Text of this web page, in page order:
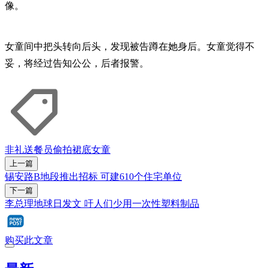
像。
女童间中把头转向后头，发现被告蹲在她身后。女童觉得不
妥，将经过告知公公，后者报警。
非礼送餐员偷拍裙底女童
上一篇
锡安路B地段推出招标 可建610个住宅单位
下一篇
李总理地球日发文 吁人们少用一次性塑料制品
购买此文章